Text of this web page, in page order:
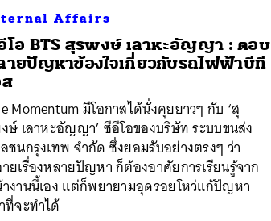
Affairs
โอ BTS สุรพงษ์ เลาหะอัญญา : ตอบ
ายปัญหาข้องใจเกี่ยวกับรถไฟฟ้าบีที
ส
Momentum มีโอกาสได้นั่งคุยยาวๆ กับ ‘สุ
ษ์ เลาหะอัญญา’ ซีอีโอของบริษัท ระบบขนส่ง
ชนกรุงเทพ จำกัด ซึ่งยอมรับอย่างตรงๆ ว่า
ยเรื่องหลายปัญหา ก็ต้องอาศัยการเรียนรู้จาก
งานนี้เอง แต่ก็พยายามอุดรอยโหว่แก้ปัญหา
ที่จะทำได้
TWEET LINE EMAIL